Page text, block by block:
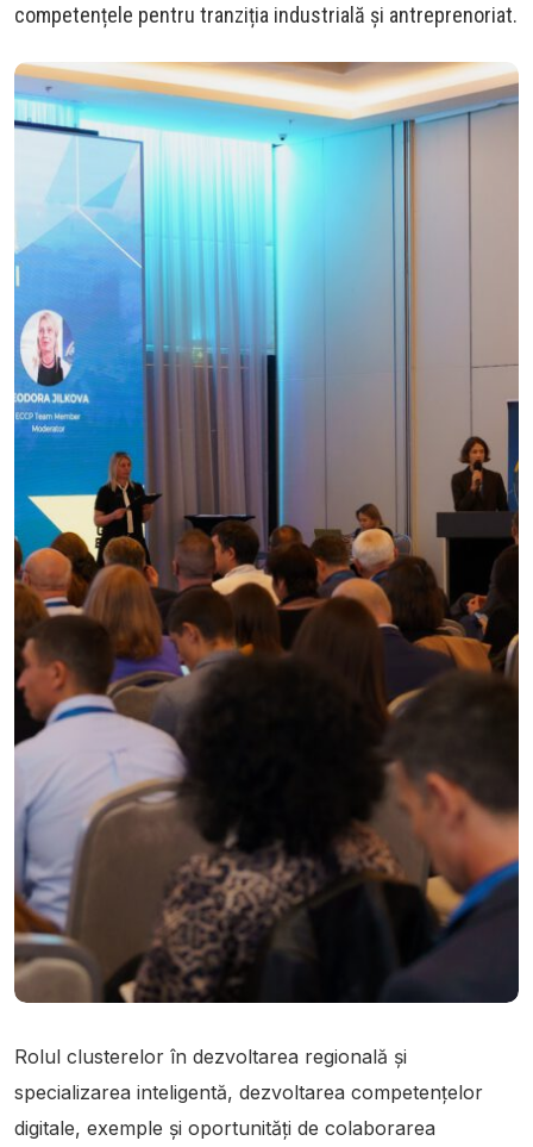
competențele pentru tranziția industrială și antreprenoriat.
Rolul clusterelor în dezvoltarea regională și
specializarea inteligentă, dezvoltarea competențelor
digitale, exemple și oportunități de colaborarea